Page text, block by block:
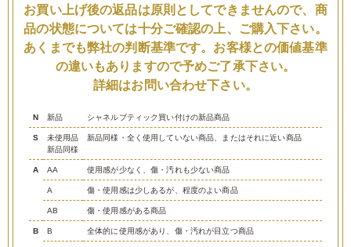
お買い上げ後の返品は原則としてできませんので、商
品の状態については十分ご確認の上、ご購入下さい。
あくまでも弊社の判断基準です。お客様との価値基準
の違いもありますので予めご了承下さい。
詳細はお問い合わせ下さい。
N 新品 シャネルブティック買い付けの新品商品
S
未使用品
新品同様
新品同様・全く使用していない商品、またはそれに近い商品
A AA 使用感が少なく、傷・汚れも少ない商品
A 傷・使用感は少しあるが、程度のよい商品
AB 傷・使用感がある商品
B B 全体的に使用感があり、傷・汚れが目立つ商品